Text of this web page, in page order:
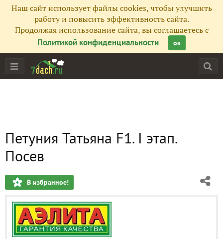
Наш сайт использует файлы cookies, чтобы улучшить
работу и повысить эффективность сайта.
Продолжая использование сайта, вы соглашаетесь с
Политикой конфиденциальности
ок
Петуния Татьяна F1. I этап.
Посев
В избранное!